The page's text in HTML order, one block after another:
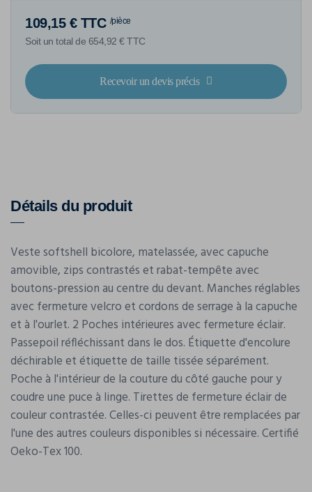
109,15 € TTC /pièce
Soit un total de 654,92 € TTC
Recevoir un devis précis
Détails du produit
Veste softshell bicolore, matelassée, avec capuche
amovible, zips contrastés et rabat-tempête avec
boutons-pression au centre du devant. Manches réglables
avec fermeture velcro et cordons de serrage à la capuche
et à l'ourlet. 2 Poches intérieures avec fermeture éclair.
Passepoil réfléchissant dans le dos. Étiquette d'encolure
déchirable et étiquette de taille tissée séparément.
Poche à l'intérieur de la couture du côté gauche pour y
coudre une puce à linge. Tirettes de fermeture éclair de
couleur contrastée. Celles-ci peuvent être remplacées par
l'une des autres couleurs disponibles si nécessaire. Certifié
Oeko-Tex 100.